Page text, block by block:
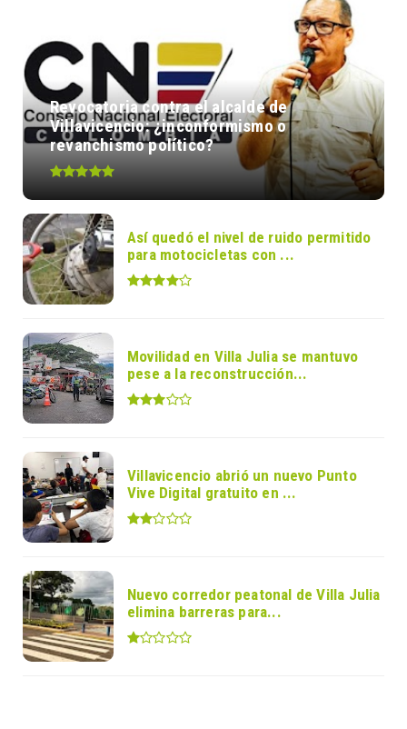
Revocatoria contra el alcalde de
Villavicencio: ¿inconformismo o
revanchismo político?
Así quedó el nivel de ruido permitido
para motocicletas con ...
Movilidad en Villa Julia se mantuvo
pese a la reconstrucción...
Villavicencio abrió un nuevo Punto
Vive Digital gratuito en ...
Nuevo corredor peatonal de Villa Julia
elimina barreras para...